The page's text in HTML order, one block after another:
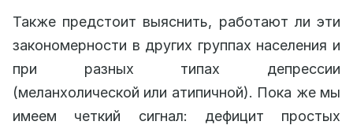
Также предстоит выяснить, работают ли эти
закономерности в других группах населения и
при разных типах депрессии
(меланхолической или атипичной). Пока же мы
имеем четкий сигнал: дефицит простых